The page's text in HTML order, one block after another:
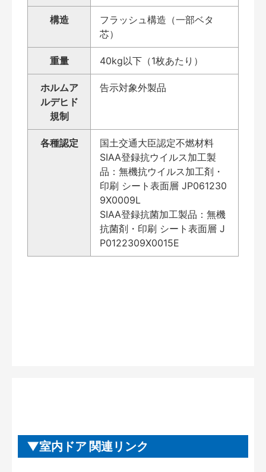
構造
フラッシュ構造（一部ベタ
芯）
重量 40kg以下（1枚あたり）
ホルムア
ルデヒド
規制
告示対象外製品
各種認定
国土交通大臣認定不燃材料
SIAA登録抗ウイルス加工製
品：無機抗ウイルス加工剤・
印刷 シート表面層 JP061230
9X0009L
SIAA登録抗菌加工製品：無機
抗菌剤・印刷 シート表面層 J
P0122309X0015E
室内ドア 関連リンク